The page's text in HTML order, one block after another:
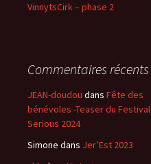
VinnytsCirk – phase 2
Commentaires récents
JEAN-doudou dans Fête des
bénévoles -Teaser du Festival
Serious 2024
Simone dans Jer’Est 2023